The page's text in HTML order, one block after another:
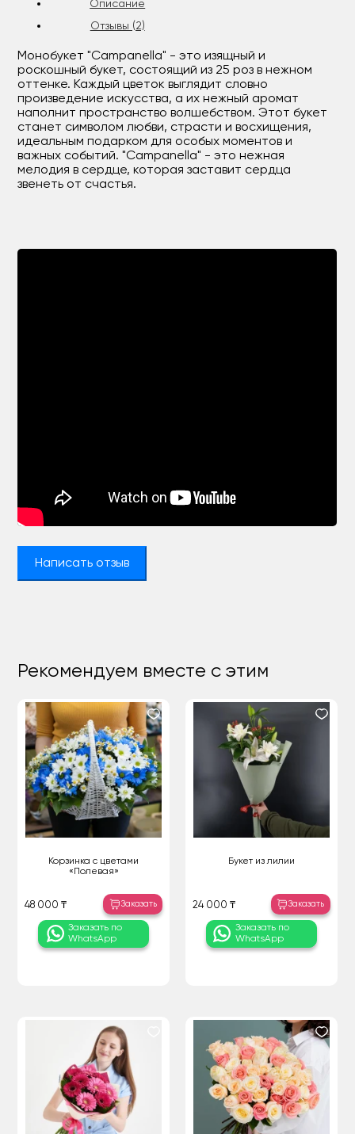
Описание
Отзывы (2)
Монобукет "Campanella" - это изящный и
роскошный букет, состоящий из 25 роз в нежном
оттенке. Каждый цветок выглядит словно
произведение искусства, а их нежный аромат
наполнит пространство волшебством. Этот букет
станет символом любви, страсти и восхищения,
идеальным подарком для особых моментов и
важных событий. "Campanella" - это нежная
мелодия в сердце, которая заставит сердца
звенеть от счастья.
Написать отзыв
Рекомендуем вместе с этим
Корзинка с цветами
«Полевая»
48 000 ₸ Заказать
Заказать по
WhatsApp
Букет из лилии
24 000 ₸ Заказать
Заказать по
WhatsApp